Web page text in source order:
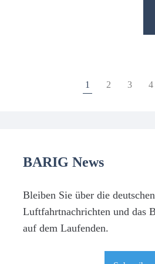
1 2 3 4
BARIG News
Bleiben Sie über die deutschen
Luftfahrtnachrichten und das
auf dem Laufenden.